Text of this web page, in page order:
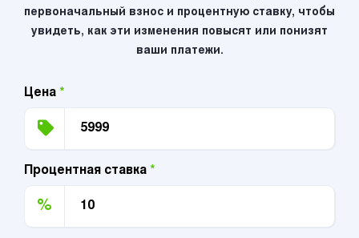
первоначальный взнос и процентную ставку, чтобы
увидеть, как эти изменения повысят или понизят
ваши платежи.
Цена *
Процентная ставка *
%